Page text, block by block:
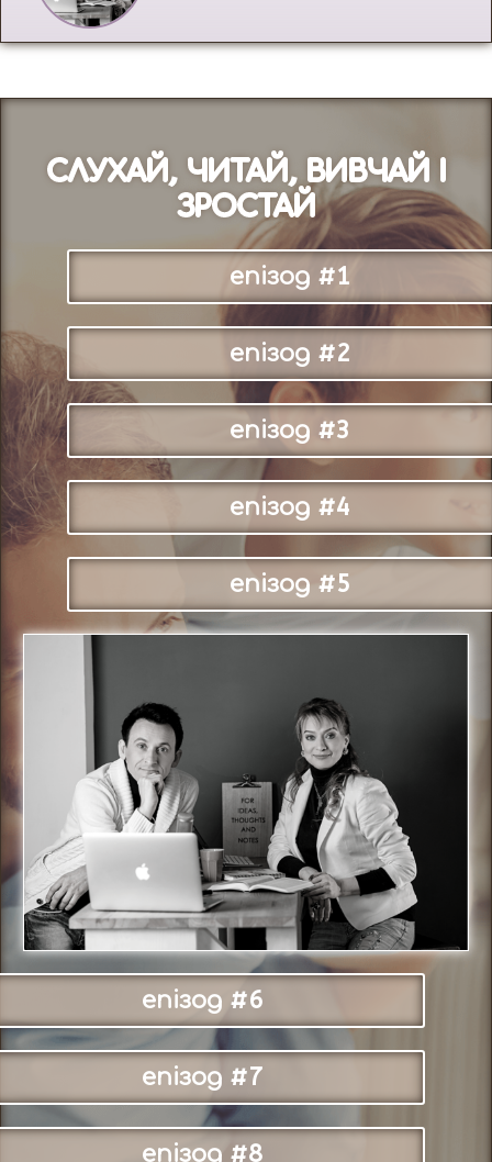
СЛУХАЙ, ЧИТАЙ, ВИВЧАЙ І
ЗРОСТАЙ
епізод #1
епізод #2
епізод #3
епізод #4
епізод #5
епізод #6
епізод #7
епізод #8